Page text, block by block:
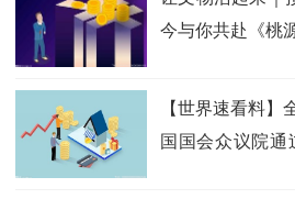
今与你共赴《桃
【世界速看料】
国国会众议院通